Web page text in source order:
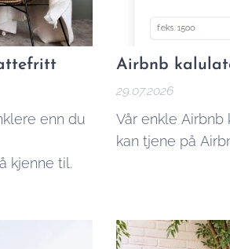
enn du
kjenne til.
Airbnb
29.07.2026
Vår enkle
kan tjene på